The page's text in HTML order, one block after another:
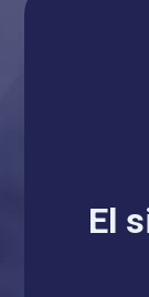
El
Un